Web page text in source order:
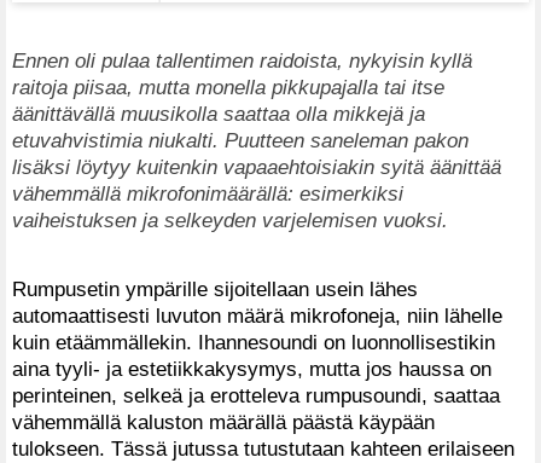
Ennen oli pulaa tallentimen raidoista, nykyisin kyllä
raitoja piisaa, mutta monella pikkupajalla tai itse
äänittävällä muusikolla saattaa olla mikkejä ja
etuvahvistimia niukalti. Puutteen saneleman pakon
lisäksi löytyy kuitenkin vapaaehtoisiakin syitä äänittää
vähemmällä mikrofonimäärällä: esimerkiksi
vaiheistuksen ja selkeyden varjelemisen vuoksi.
Rumpusetin ympärille sijoitellaan usein lähes
automaattisesti luvuton määrä mikrofoneja, niin lähelle
kuin etäämmällekin. Ihannesoundi on luonnollisestikin
aina tyyli- ja estetiikkakysymys, mutta jos haussa on
perinteinen, selkeä ja erotteleva rumpusoundi, saattaa
vähemmällä kaluston määrällä päästä käypään
tulokseen. Tässä jutussa tutustutaan kahteen erilaiseen